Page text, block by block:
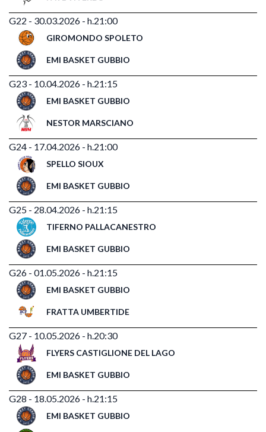
G22 - 30.03.2026 - h.21:00
GIROMONDO SPOLETO
EMI BASKET GUBBIO
G23 - 10.04.2026 - h.21:15
EMI BASKET GUBBIO
NESTOR MARSCIANO
G24 - 17.04.2026 - h.21:00
SPELLO SIOUX
EMI BASKET GUBBIO
G25 - 28.04.2026 - h.21:15
TIFERNO PALLACANESTRO
EMI BASKET GUBBIO
G26 - 01.05.2026 - h.21:15
EMI BASKET GUBBIO
FRATTA UMBERTIDE
G27 - 10.05.2026 - h.20:30
FLYERS CASTIGLIONE DEL LAGO
EMI BASKET GUBBIO
G28 - 18.05.2026 - h.21:15
EMI BASKET GUBBIO